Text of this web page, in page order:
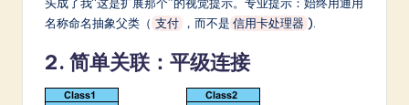
名称命名抽象父类（ 支付 ，而不是 信用卡处理器 ).
2. 简单关联：平级连接